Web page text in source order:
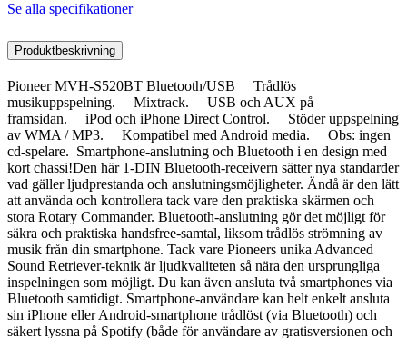
Se alla specifikationer
Produktbeskrivning
Pioneer MVH-S520BT Bluetooth/USB Trådlös
musikuppspelning. Mixtrack. USB och AUX på
framsidan. iPod och iPhone Direct Control. Stöder uppspelning
av WMA / MP3. Kompatibel med Android media. Obs: ingen
cd-spelare. Smartphone-anslutning och Bluetooth i en design med
kort chassi!Den här 1-DIN Bluetooth-receivern sätter nya standarder
vad gäller ljudprestanda och anslutningsmöjligheter. Ändå är den lätt
att använda och kontrollera tack vare den praktiska skärmen och
stora Rotary Commander. Bluetooth-anslutning gör det möjligt för
säkra och praktiska handsfree-samtal, liksom trådlös strömning av
musik från din smartphone. Tack vare Pioneers unika Advanced
Sound Retriever-teknik är ljudkvaliteten så nära den ursprungliga
inspelningen som möjligt. Du kan även ansluta två smartphones via
Bluetooth samtidigt. Smartphone-användare kan helt enkelt ansluta
sin iPhone eller Android-smartphone trådlöst (via Bluetooth) och
säkert lyssna på Spotify (både för användare av gratisversionen och